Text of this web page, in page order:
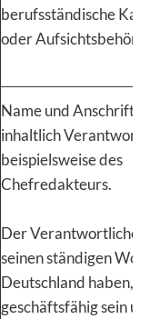
berufsständische
oder Aufsichtsbehörde
Name und Anschrift des
inhaltlich
beispielsweise des
Chefredakteurs.
Der Verantwortliche
seinen ständigen
Deutschland haben, voll
geschäftsfähig sein und